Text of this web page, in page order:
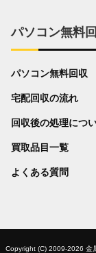
パソコン無料
パソコン無料回収
宅配回収の流れ
回収後の処理につ
買取品目一覧
よくある質問
Copyright (C) 2009-2026 金